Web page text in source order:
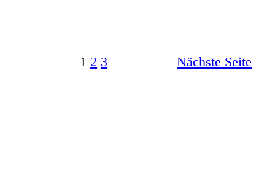
1 2 3 Nächste Seite